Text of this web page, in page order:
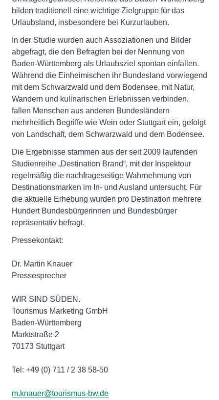
bilden traditionell eine wichtige Zielgruppe für das
Urlaubsland, insbesondere bei Kurzurlauben.
In der Studie wurden auch Assoziationen und Bilder
abgefragt, die den Befragten bei der Nennung von
Baden-Württemberg als Urlaubsziel spontan einfallen.
Während die Einheimischen ihr Bundesland vorwiegend
mit dem Schwarzwald und dem Bodensee, mit Natur,
Wandern und kulinarischen Erlebnissen verbinden,
fallen Menschen aus anderen Bundesländern
mehrheitlich Begriffe wie Wein oder Stuttgart ein, gefolgt
von Landschaft, dem Schwarzwald und dem Bodensee.
Die Ergebnisse stammen aus der seit 2009 laufenden
Studienreihe „Destination Brand“, mit der Inspektour
regelmäßig die nachfrageseitige Wahrnehmung von
Destinationsmarken im In- und Ausland untersucht. Für
die aktuelle Erhebung wurden pro Destination mehrere
Hundert Bundesbürgerinnen und Bundesbürger
repräsentativ befragt.
Pressekontakt:
Dr. Martin Knauer
Pressesprecher
WIR SIND SÜDEN.
Tourismus Marketing GmbH
Baden-Württemberg
Marktstraße 2
70173 Stuttgart
Tel: +49 (0) 711 / 2 38 58-50
m.knauer@tourismus-bw.de